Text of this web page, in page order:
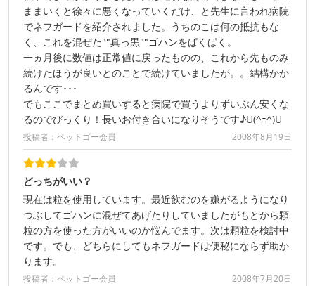
ままいくと徐々に悪くなっていくだけ、と先生に言われ病院
でネフガードを紹介されました。うちのこは何の抵抗もな
く、これを混ぜた""真っ黒""ゴハンをぱくぱく。
一ヵ月後に数値は正常値に戻ったものの、これから先ものみ
続けたほうが良いとのことで続けていましたが。。結構かか
るんです･･･
でもここでまとめ買いすると病院で買うよりずいぶん安くな
るのでびっくり！長いお付き合いになりそうです♪U(^ｪ^)U
投稿者：ペットゴー会員 2008年8月19日
どっちがいい？
現在は粒を使用しています。最近飲むのを嫌がるようになり
つぶしてゴハンに混ぜてあげたりしていましたがもとから顆
粒の方を使った方がいいのか悩んでます。次は顆粒を検討中
です。でも、どちらにしてもネフガードは便秘にならず助か
ります。
投稿者：ペットゴー会員 2008年7月20日